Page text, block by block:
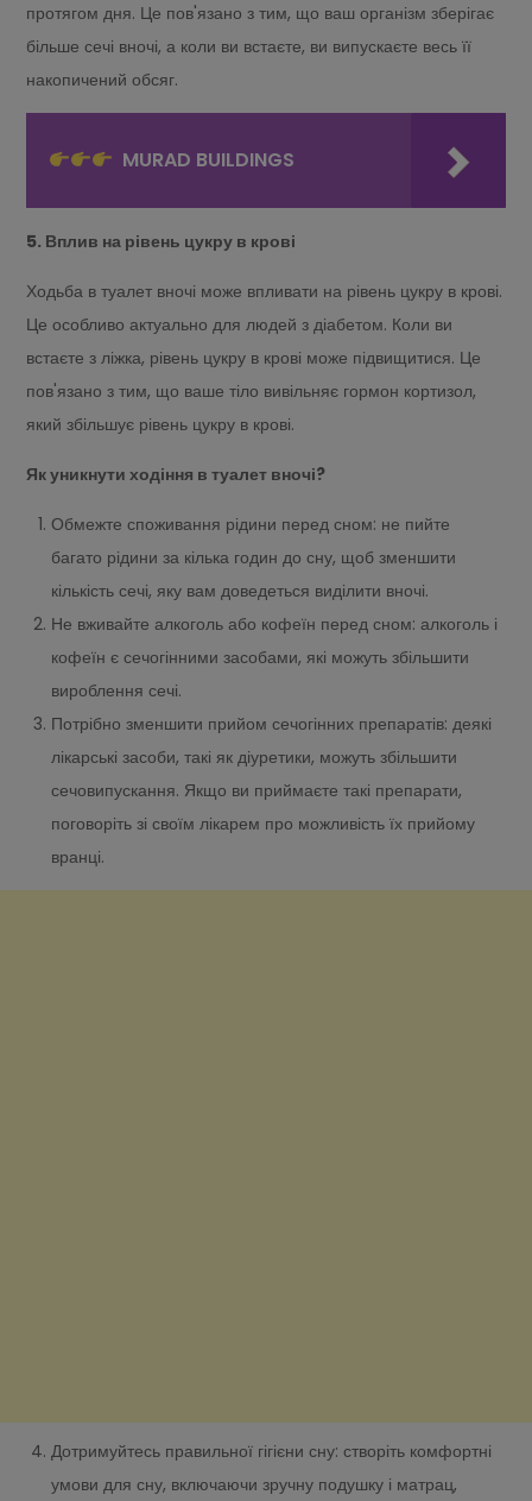
протягом дня. Це пов'язано з тим, що ваш організм зберігає
більше сечі вночі, а коли ви встаєте, ви випускаєте весь її
накопичений обсяг.
MURAD BUILDINGS
5. Вплив на рівень цукру в крові
Ходьба в туалет вночі може впливати на рівень цукру в крові.
Це особливо актуально для людей з діабетом. Коли ви
встаєте з ліжка, рівень цукру в крові може підвищитися. Це
пов'язано з тим, що ваше тіло вивільняє гормон кортизол,
який збільшує рівень цукру в крові.
Як уникнути ходіння в туалет вночі?
Обмежте споживання рідини перед сном: не пийте
багато рідини за кілька годин до сну, щоб зменшити
кількість сечі, яку вам доведеться виділити вночі.
Не вживайте алкоголь або кофеїн перед сном: алкоголь і
кофеїн є сечогінними засобами, які можуть збільшити
вироблення сечі.
Потрібно зменшити прийом сечогінних препаратів: деякі
лікарські засоби, такі як діуретики, можуть збільшити
сечовипускання. Якщо ви приймаєте такі препарати,
поговоріть зі своїм лікарем про можливість їх прийому
вранці.
Дотримуйтесь правильної гігієни сну: створіть комфортні
умови для сну, включаючи зручну подушку і матрац,